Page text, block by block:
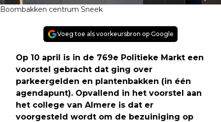
Boombakken centrum Sneek
Voeg toe als voorkeursbron op Google
Op 10 april is in de 769e Politieke Markt een
voorstel gebracht dat ging over
parkeergelden en plantenbakken (in één
agendapunt). Opvallend in het voorstel aan
het college van Almere is dat er
voorgesteld wordt om de bezuiniging op